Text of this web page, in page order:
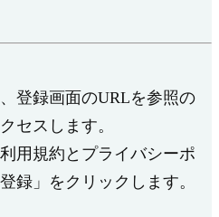
登録画面のURLを参照の
セスします。
用規約とプライバシーポ
録」をクリックします。